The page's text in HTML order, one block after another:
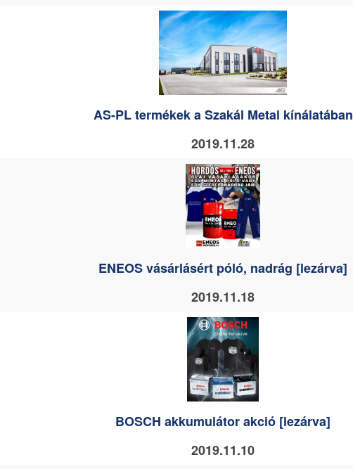
AS-PL termékek a Szakál Metal kínálatában
2019.11.28
ENEOS vásárlásért póló, nadrág [lezárva]
2019.11.18
BOSCH akkumulátor akció [lezárva]
2019.11.10